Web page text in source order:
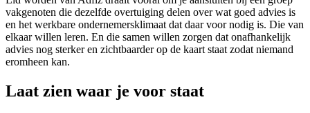
vakgenoten die dezelfde overtuiging delen over wat goed advies is
en het werkbare ondernemersklimaat dat daar voor nodig is. Die van
elkaar willen leren. En die samen willen zorgen dat onafhankelijk
advies nog sterker en zichtbaarder op de kaart staat zodat niemand
eromheen kan.
Laat zien waar je voor staat